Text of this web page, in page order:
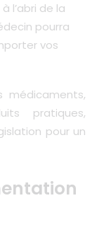
l’abri de la
pourra
vos
médicaments,
pratiques,
pour un